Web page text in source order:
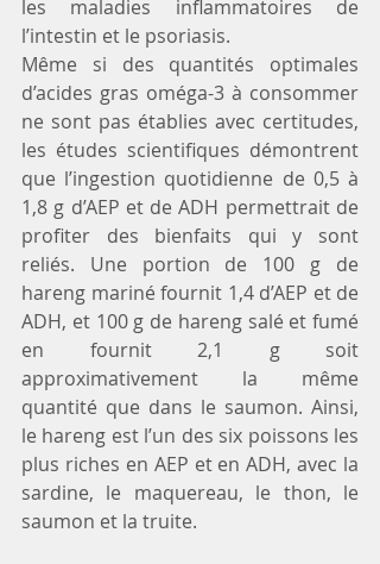
les maladies inflammatoires de
l’intestin et le psoriasis.
Même si des quantités optimales
d’acides gras oméga-3 à consommer
ne sont pas établies avec certitudes,
les études scientifiques démontrent
que l’ingestion quotidienne de 0,5 à
1,8 g d’AEP et de ADH permettrait de
profiter des bienfaits qui y sont
reliés. Une portion de 100 g de
hareng mariné fournit 1,4 d’AEP et de
ADH, et 100 g de hareng salé et fumé
en fournit 2,1 g soit
approximativement la même
quantité que dans le saumon. Ainsi,
le hareng est l’un des six poissons les
plus riches en AEP et en ADH, avec la
sardine, le maquereau, le thon, le
saumon et la truite.